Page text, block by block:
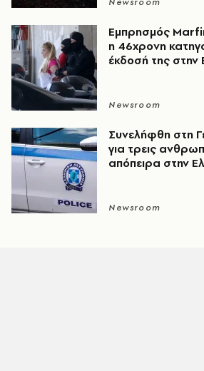
Εμπρησμός
η 46χρονη
έκδοσή της στην
Newsroom
Συνελήφθη στη
για τρεις
απόπειρα στην
Newsroom